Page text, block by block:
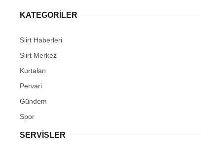
KATEGORİLER
Siirt Haberleri
Siirt Merkez
Kurtalan
Pervari
Gündem
Spor
SERVİSLER